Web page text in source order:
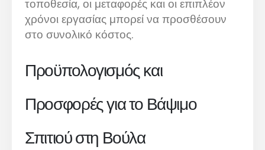
τοποθεσία, οι μεταφορές και οι επιπλέον
χρόνοι εργασίας μπορεί να προσθέσουν
στο συνολικό κόστος.
Προϋπολογισμός και
Προσφορές για το Βάψιμο
Σπιτιού στη Βούλα